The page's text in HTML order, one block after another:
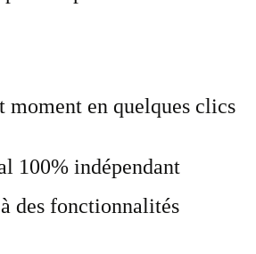
moment en quelques clics
100% indépendant
des fonctionnalités